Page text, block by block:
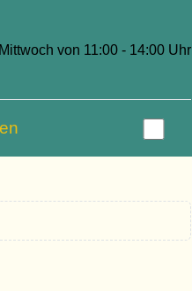
von 11:00 - 14:00 Uhr